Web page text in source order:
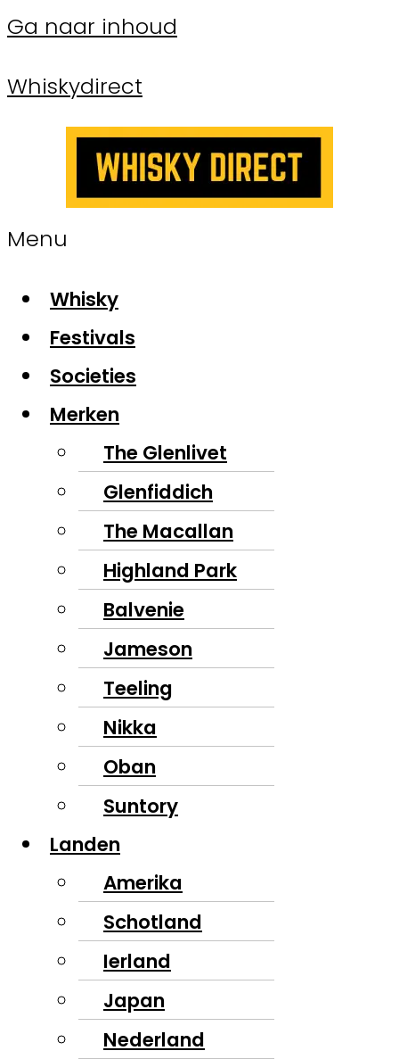
Ga naar inhoud
Whiskydirect
Menu
Whisky
Festivals
Societies
Merken
The Glenlivet
Glenfiddich
The Macallan
Highland Park
Balvenie
Jameson
Teeling
Nikka
Oban
Suntory
Landen
Amerika
Schotland
Ierland
Japan
Nederland